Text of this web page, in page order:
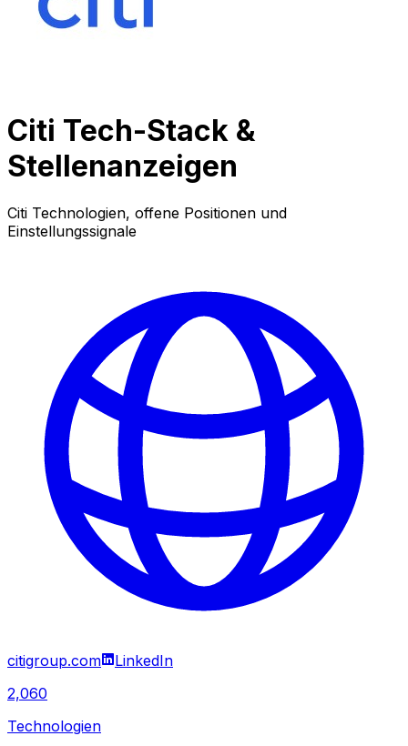
Citi Tech-Stack &
Stellenanzeigen
Citi Technologien, offene Positionen und
Einstellungssignale
citigroup.com
LinkedIn
2,060
Technologien